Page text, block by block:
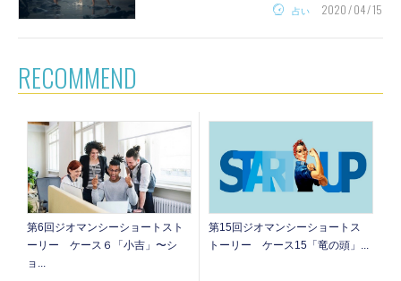
占い 2020 / 04 / 15
RECOMMEND
第6回ジオマンシーショートスト
ーリー ケース６「小吉」〜シ
ョ...
第15回ジオマンシーショートス
トーリー ケース15「竜の頭」...